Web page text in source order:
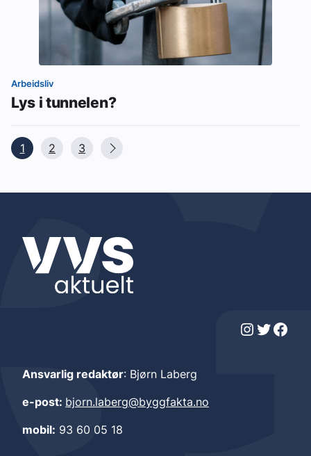
Arbeidsliv
Lys i tunnelen?
1 2 3
Instagram Twitter Facebook
Ansvarlig redaktør: Bjørn Laberg
e-post: bjorn.laberg@byggfakta.no
mobil: 93 60 05 18